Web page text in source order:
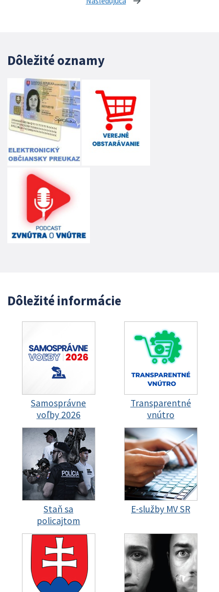
Dôležité oznamy
Dôležité informácie
Samosprávne
voľby 2026
Transparentné
vnútro
Staň sa
policajtom
E-služby MV SR